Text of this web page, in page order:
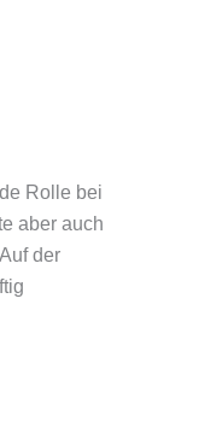
Rolle bei
aber auch
der